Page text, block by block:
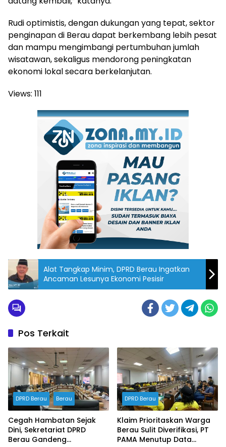
Rudi optimistis, dengan dukungan yang tepat, sektor
penginapan di Berau dapat berkembang lebih pesat
dan mampu mengimbangi pertumbuhan jumlah
wisatawan, sekaligus mendorong peningkatan
ekonomi lokal secara berkelanjutan.
Views: 111
Alat Tangkap Minim, DPRD Berau Ingatkan
Ancaman Lesunya Ekonomi Pesisir
Pos Terkait
DPRD Berau Berau
Cegah Hambatan Sejak
Dini, Sekretariat DPRD
Berau Gandeng
DPRD Berau
Klaim Prioritaskan Warga
Berau Sulit Diverifikasi, PT
PAMA Menutup Data